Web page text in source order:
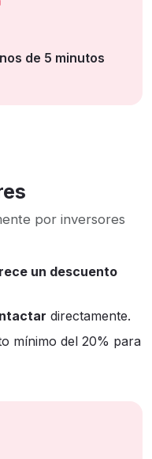
de 5 minutos
por inversores
un descuento
directamente.
mínimo del 20% para